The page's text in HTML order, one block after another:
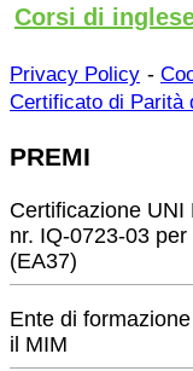
Corsi di
Privacy Policy -
Certificato di Parità
PREMI
Certificazione
nr. IQ-0723-03
(EA37)
Ente di
il MIM